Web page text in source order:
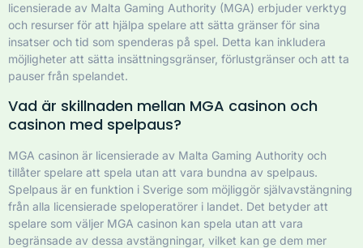
licensierade av Malta Gaming Authority (MGA) erbjuder verktyg
och resurser för att hjälpa spelare att sätta gränser för sina
insatser och tid som spenderas på spel. Detta kan inkludera
möjligheter att sätta insättningsgränser, förlustgränser och att ta
pauser från spelandet.
Vad är skillnaden mellan MGA casinon och
casinon med spelpaus?
MGA casinon är licensierade av Malta Gaming Authority och
tillåter spelare att spela utan att vara bundna av spelpaus.
Spelpaus är en funktion i Sverige som möjliggör självavstängning
från alla licensierade speloperatörer i landet. Det betyder att
spelare som väljer MGA casinon kan spela utan att vara
begränsade av dessa avstängningar, vilket kan ge dem mer